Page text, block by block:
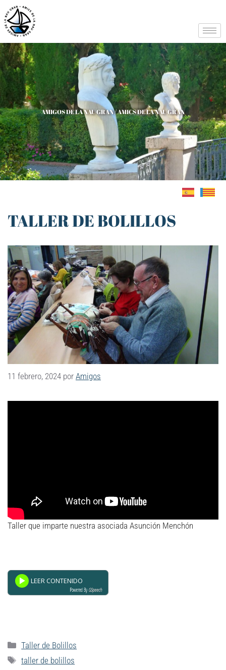
AMIGOS DE LA NAU GRAN / AMICS DE LA NAU GRAN
TALLER DE BOLILLOS
11 febrero, 2024 por Amigos
Taller que imparte nuestra asociada Asunción Menchón
Powered By GSpeech
Taller de Bolillos
taller de bolillos